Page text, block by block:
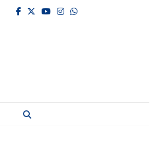
facebook
twitter
youtube
instagram
whatsapp